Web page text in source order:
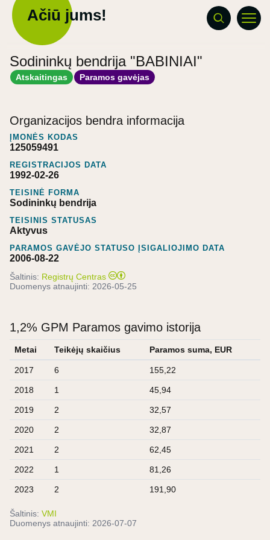
Ačiū jums!
Sodininkų bendrija "BABINIAI"
Atskaitingas Paramos gavėjas
Organizacijos bendra informacija
ĮMONĖS KODAS
125059491
REGISTRACIJOS DATA
1992-02-26
TEISINĖ FORMA
Sodininkų bendrija
TEISINIS STATUSAS
Aktyvus
PARAMOS GAVĖJO STATUSO ĮSIGALIOJIMO DATA
2006-08-22
Šaltinis: Registrų Centras
Duomenys atnaujinti: 2026-05-25
1,2% GPM Paramos gavimo istorija
Metai Teikėjų skaičius Paramos suma, EUR
2017 6 155,22
2018 1 45,94
2019 2 32,57
2020 2 32,87
2021 2 62,45
2022 1 81,26
2023 2 191,90
Šaltinis: VMI
Duomenys atnaujinti: 2026-07-07